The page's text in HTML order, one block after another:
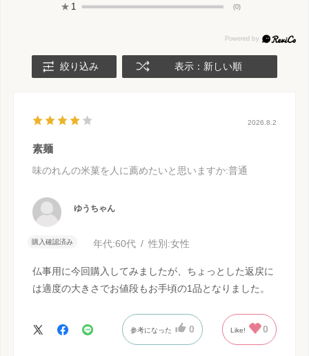
★ 1 (0)
絞り込み 表示：新しい順
2026.8.2
素麺
味のれんの米菓を人に薦めたいと思いますか:普通
ゆうちゃん
購入確認済み 年代:60代 性別:女性
仏事用に今回購入してみましたが、ちょっとした返戻に
は適度の大きさでお値段もお手頃の1品となりました。
参考になった 0 Like! 0